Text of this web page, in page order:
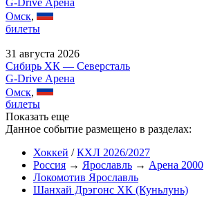
Омск,
билеты
31 августа 2026
Сибирь ХК — Северсталь
G-Drive Арена
Омск,
билеты
Показать еще
Данное событие размещено в разделах:
Хоккей /КХЛ 2026/2027
Россия → Ярославль → Арена 2000
Локомотив Ярославль
Шанхай Дрэгонс ХК (Куньлунь)